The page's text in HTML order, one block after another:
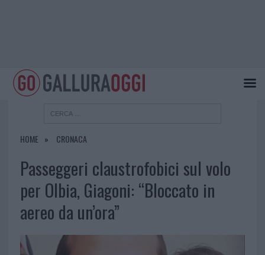
HOME CRONACA
Passeggeri claustrofobici sul volo
per Olbia, Giagoni: “Bloccato in
aereo da un’ora”